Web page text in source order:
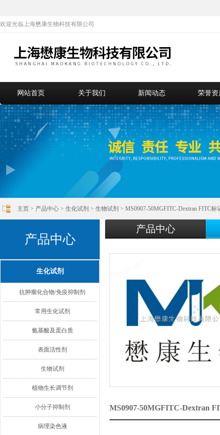
欢迎光临上海懋康生物科技有限公司
网站首页 关于我们 新闻动态 荣誉资
主页 > 产品中心 > 生化试剂 > 生物试剂 > MS0907-50MGFITC-Dextran FITC
产品中心
生化试剂
抗肿瘤化合物/免疫抑制剂
常用生化试剂
氨基酸及蛋白质
表面活性剂
生物试剂
植物生长调节剂
小分子抑制剂
病理染色液
产品中心
MS0907-50MGFITC-Dextran